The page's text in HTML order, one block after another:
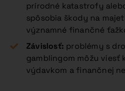
prírodné katastrofy
spôsobia škody na
významné finančné
Závislosť: problémy s
gamblingom môžu viesť
výdavkom a finančnej